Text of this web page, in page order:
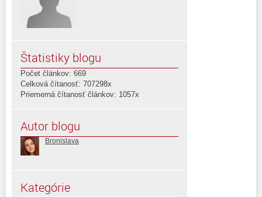
Štatistiky blogu
Počet článkov: 669
Celková čítanosť: 707298x
Priemerná čítanosť článkov: 1057x
Autor blogu
Bronislava
Kategórie